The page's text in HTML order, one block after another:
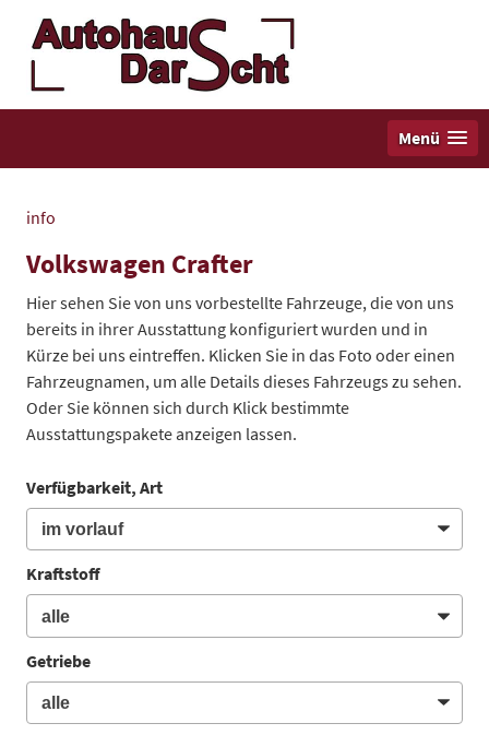
Menü
info
Volkswagen Crafter
Hier sehen Sie von uns vorbestellte Fahrzeuge, die von uns
bereits in ihrer Ausstattung konfiguriert wurden und in
Kürze bei uns eintreffen. Klicken Sie in das Foto oder einen
Fahrzeugnamen, um alle Details dieses Fahrzeugs zu sehen.
Oder Sie können sich durch Klick bestimmte
Ausstattungspakete anzeigen lassen.
Verfügbarkeit, Art
Kraftstoff
Getriebe